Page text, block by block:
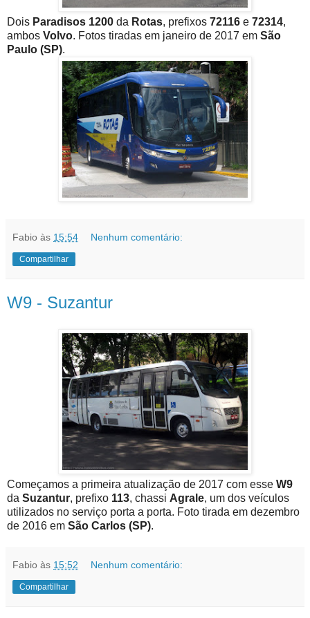
Dois Paradisos 1200 da Rotas, prefixos 72116 e 72314,
ambos Volvo. Fotos tiradas em janeiro de 2017 em São
Paulo (SP).
Fabio às 15:54 Nenhum comentário:
Compartilhar
W9 - Suzantur
Começamos a primeira atualização de 2017 com esse W9
da Suzantur, prefixo 113, chassi Agrale, um dos veículos
utilizados no serviço porta a porta. Foto tirada em dezembro
de 2016 em São Carlos (SP).
Fabio às 15:52 Nenhum comentário:
Compartilhar